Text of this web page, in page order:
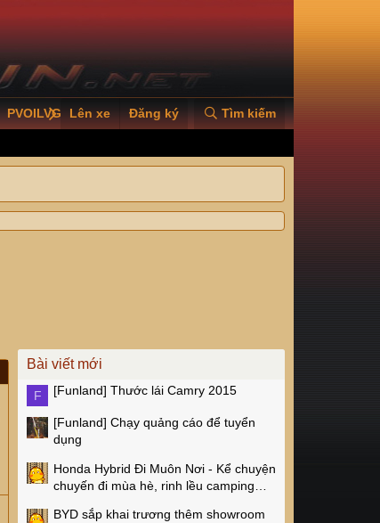
PVOILVGC2026
Lên xe Đăng ký Tìm kiếm
Bài viết mới
F [Funland] Thước lái Camry 2015
[Funland] Chạy quảng cáo để tuyển
dụng
Honda Hybrid Đi Muôn Nơi - Kể chuyện
chuyến đi mùa hè, rinh lều camping
BYD sắp khai trương thêm showroom